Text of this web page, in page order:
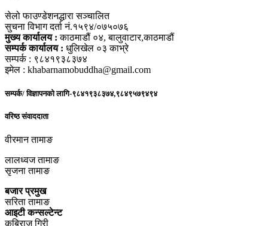
सेलो फाउण्डेशनद्धारा सञ्चालित
सुचना विभाग दर्ता नं.१५९४/०७५०७६
मुख्य कार्यालय : काठमाडौं ०४, बालुवाटार,काठमाडौं
सम्पर्क कार्यालय : धुलिखेल ०३ काभ्रे
सम्पर्क : ९८४१९३८३७४
इमेल : khabarnamobuddha@gmail.com
सम्पर्क/ विज्ञापनको लागि-९८४१९३८३७४,९८४९५७९४९४
वरिष्ठ संवाददाता
वीरमान तामाङ
लालध्वज तामाङ
सृजना तामाङ
बजार प्रमुख
सरिता तामाङ
आइटी कन्सल्टेन्ट
कबिराज गिरी